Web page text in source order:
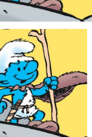
Assassin's Creed Black Flag Resynced
« Le Vent dand les Saules » - Une Belle Histoire !
« Damn Them All » - Un duo de Choc !
Yoshi and the mysterious book